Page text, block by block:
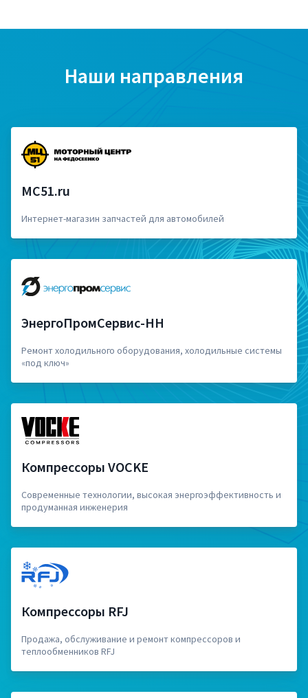
Наши направления
MC51.ru
Интернет-магазин запчастей для автомобилей
ЭнергоПромСервис-НН
Ремонт холодильного оборудования, холодильные системы
«под ключ»
Компрессоры VOCKE
Современные технологии, высокая энергоэффективность и
продуманная инженерия
Компрессоры RFJ
Продажа, обслуживание и ремонт компрессоров и
теплообменников RFJ